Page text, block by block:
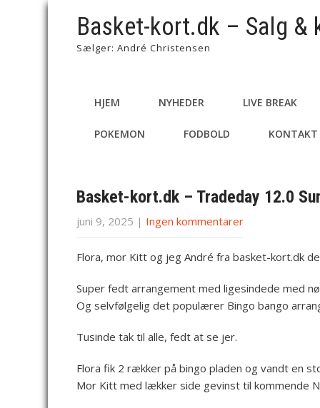
Basket-kort.dk – Salg
Sælger: André Christensen
HJEM NYHEDER LIVE BREAK
POKEMON FODBOLD KONTAKT
Basket-kort.dk – Tradeday 12.0
juni 9, 2025 | Ingen kommentarer
Flora, mor Kitt og jeg André fra basket-kort.dk
Super fedt arrangement med ligesindede med
Og selvfølgelig det populærer Bingo bango
Tusinde tak til alle, fedt at se jer.
Flora fik 2 rækker på bingo pladen og vandt en
Mor Kitt med lækker side gevinst til kommende